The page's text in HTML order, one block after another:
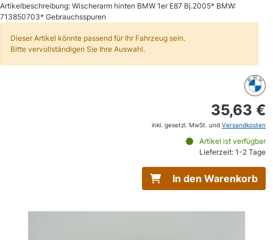
Artikelbeschreibung: Wischerarm hinten BMW 1er E87 Bj.2005* BMW:
713850703* Gebrauchsspuren
Dieser Artikel könnte passend für Ihr Fahrzeug sein.
Bitte vervollständigen Sie Ihre Auswahl.
35,63 €
inkl. gesetzl. MwSt. und Versandkosten
Artikel ist verfügbar
Lieferzeit: 1-2 Tage
In den Warenkorb